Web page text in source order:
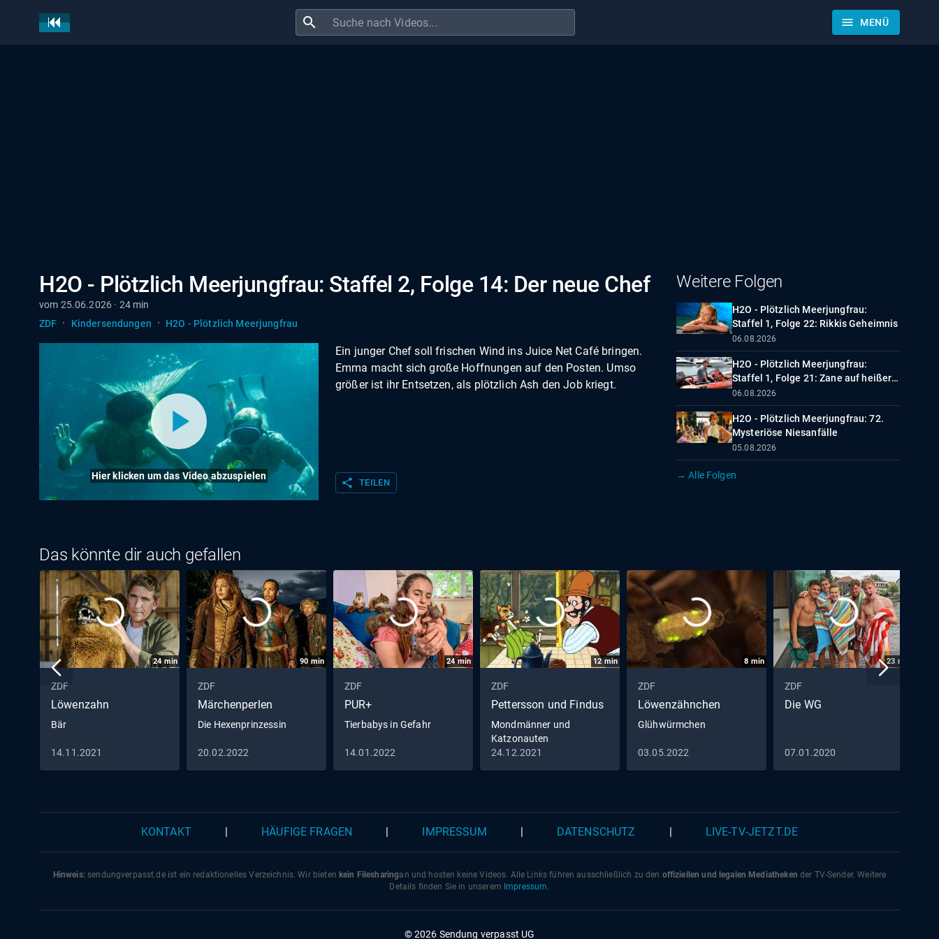
search menu MENÜ
H2O - Plötzlich Meerjungfrau: Staffel 2, Folge 14: Der neue Chef
vom 25.06.2026 · 24 min
ZDF · Kindersendungen · H2O - Plötzlich Meerjungfrau
Hier klicken um das Video abzuspielen
Ein junger Chef soll frischen Wind ins Juice Net Café bringen.
Emma macht sich große Hoffnungen auf den Posten. Umso
größer ist ihr Entsetzen, als plötzlich Ash den Job kriegt.
share TEILEN
Weitere Folgen
H2O - Plötzlich Meerjungfrau:
Staffel 1, Folge 22: Rikkis Geheimnis
06.08.2026
H2O - Plötzlich Meerjungfrau:
Staffel 1, Folge 21: Zane auf heißer
Spur
06.08.2026
H2O - Plötzlich Meerjungfrau: 72.
Mysteriöse Niesanfälle
05.08.2026
→ Alle Folgen
Das könnte dir auch gefallen
24min
ZDF
Löwenzahn
Bär
14.11.2021
90 min
ZDF
Märchenperlen
Die Hexenprinzessin
20.02.2022
24min
ZDF
PUR+
Tierbabys in Gefahr
14.01.2022
12min
ZDF
Pettersson und Findus
Mondmänner und
Katzonauten
24.12.2021
8 min
ZDF
Löwenzähnchen
Glühwürmchen
03.05.2022
23 min
ZDF
Die WG
07.01.2020
KONTAKT HÄUFIGE FRAGEN IMPRESSUM DATENSCHUTZ LIVE-TV-JETZT.DE
Hinweis:sendungverpasst.deist ein redaktionelles Verzeichnis. Wir bieten kein Filesharingan und hosten keine Videos. Alle Links führen ausschließlich zu den offiziellen und legalen Mediatheken der TV-Sender. Weitere
Details finden Sie in unserem Impressum.
© 2026 Sendung verpasst UG